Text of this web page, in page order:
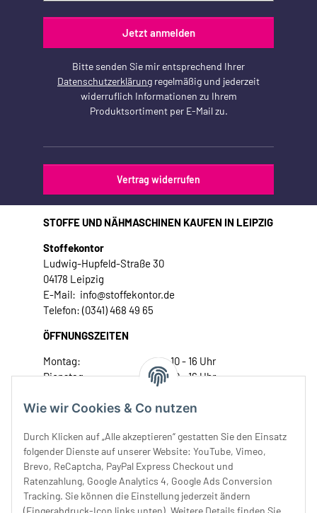
Wie wir Cookies & Co nutzen
Durch Klicken auf „Alle akzeptieren“ gestatten Sie den Einsatz
folgender Dienste auf unserer Website: YouTube, Vimeo,
Brevo, ReCaptcha, PayPal Express Checkout und
Ratenzahlung, Google Analytics 4, Google Ads Conversion
Tracking. Sie können die Einstellung jederzeit ändern
Jetzt anmelden
Bitte senden Sie mir entsprechend Ihrer
Datenschutzerklärung regelmäßig und jederzeit
widerruflich Informationen zu Ihrem
Produktsortiment per E-Mail zu.
Vertrag widerrufen
STOFFE UND NÄHMASCHINEN KAUFEN IN LEIPZIG
Stoffekontor
Ludwig-Hupfeld-Straße 30
04178 Leipzig
E-Mail: info@stoffekontor.de
Telefon: (0341) 468 49 65
ÖFFNUNGSZEITEN
Montag:
10 - 16 Uhr
Dienstag:
10 - 16 Uhr
Donnerstag:
10 - 18 Uhr
Samstag:
10 - 14 Uhr
Unser Service
Rechtliches